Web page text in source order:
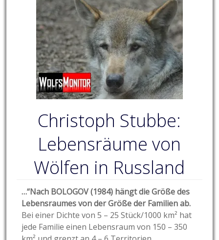
Christoph Stubbe:
Lebensräume von
Wölfen in Russland
…“Nach BOLOGOV (1984) hängt die Größe des
Lebensraumes von der Größe der Familien ab.
Bei einer Dichte von 5 – 25 Stück/1000 km² hat
jede Familie einen Lebensraum von 150 – 350